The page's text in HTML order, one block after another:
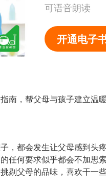
可语音朗读
开通电子
南，帮父母与孩子建立温暖
，都会发生让父母感到头
任何要求似乎都会不加思
剔父母的品味，喜欢干